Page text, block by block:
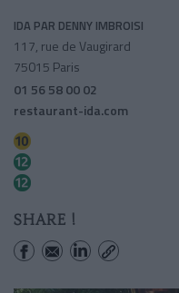
IDA PAR DENNY IMBROISI
117, rue de Vaugirard
75015 Paris
01 56 58 00 02
restaurant-ida.com
SHARE !